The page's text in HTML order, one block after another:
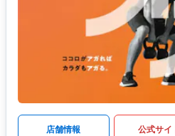
店舗情報 公式サイ